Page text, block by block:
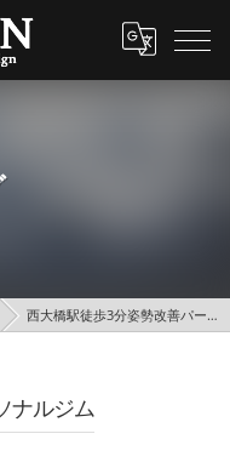
西大橋駅徒歩3分姿勢改善パーソナルジム
ナルジム